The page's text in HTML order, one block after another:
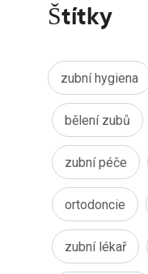
Štítky
zubní hygiena
bělení zubů
zubní péče
ortodoncie
zubní lékař